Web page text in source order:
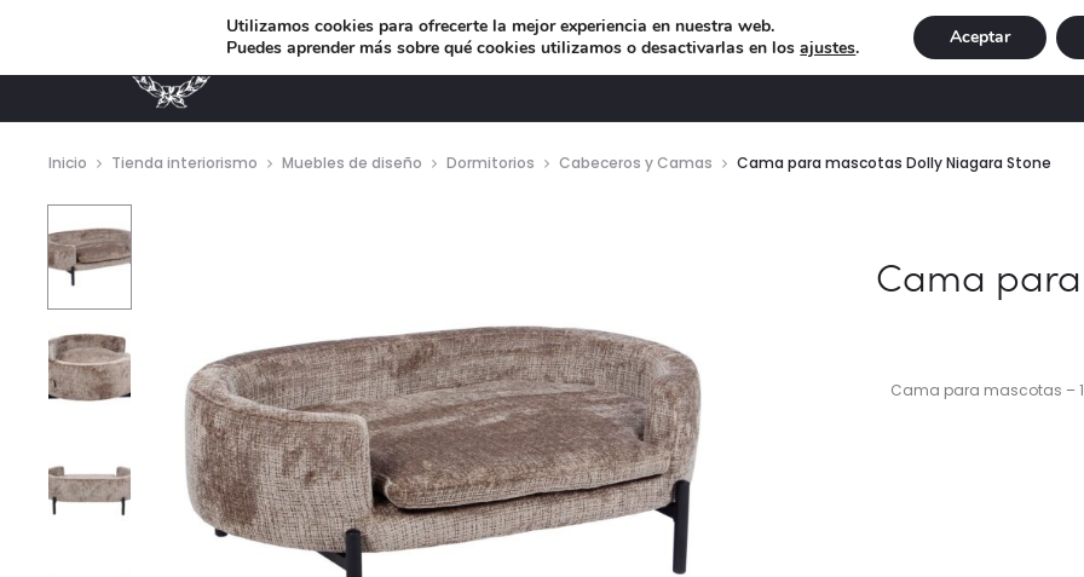
MUEBLES DE DISEÑO ILUMINACIÓN NAVIDAD
Inicio Tienda interiorismo Muebles de diseño Dormitorios Cabeceros y Camas Cama para mascotas Dolly Niagara Stone
Cama
Cama para mascotas –
Utilizamos cookies para ofrecerte la mejor experiencia en nuestra web.
Puedes aprender más sobre qué cookies utilizamos o desactivarlas en losajustes. Aceptar